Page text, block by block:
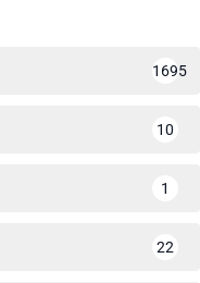
1695
10
1
22